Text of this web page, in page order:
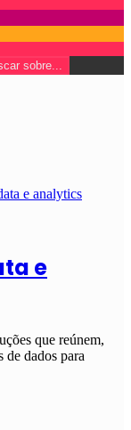
sobre...
e
que reúnem,
de dados para